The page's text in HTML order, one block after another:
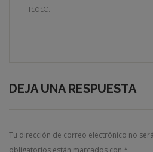
T101C.
DEJA UNA RESPUESTA
Tu dirección de correo electrónico no